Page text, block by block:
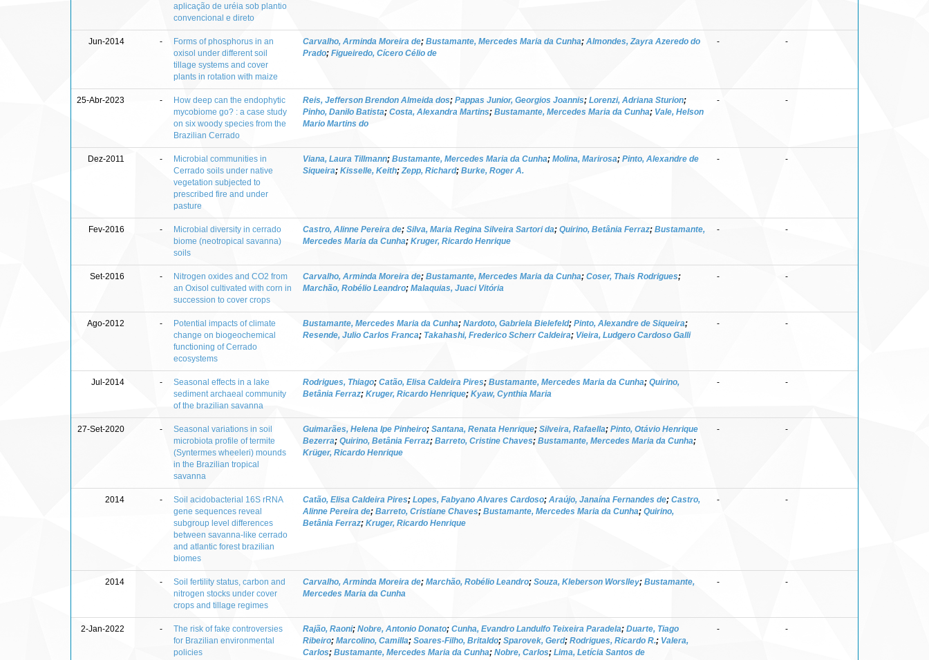
aplicação de uréia sob plantio
convencional e direto
Jun-2014 -
Forms of phosphorus in an
oxisol under different soil
tillage systems and cover
plants in rotation with maize
Carvalho, Arminda Moreira de; Bustamante, Mercedes Maria da Cunha; Almondes, Zayra Azeredo do
Prado; Figueiredo, Cícero Célio de
- -
25-Abr-2023 -
How deep can the endophytic
mycobiome go? : a case study
on six woody species from the
Brazilian Cerrado
Reis, Jefferson Brendon Almeida dos; Pappas Junior, Georgios Joannis; Lorenzi, Adriana Sturion;
Pinho, Danilo Batista; Costa, Alexandra Martins; Bustamante, Mercedes Maria da Cunha; Vale, Helson
Mario Martins do
- -
Dez-2011 -
Microbial communities in
Cerrado soils under native
vegetation subjected to
prescribed fire and under
pasture
Viana, Laura Tillmann; Bustamante, Mercedes Maria da Cunha; Molina, Marirosa; Pinto, Alexandre de
Siqueira; Kisselle, Keith; Zepp, Richard; Burke, Roger A.
- -
Fev-2016 -
Microbial diversity in cerrado
biome (neotropical savanna)
soils
Castro, Alinne Pereira de; Silva, Maria Regina Silveira Sartori da; Quirino, Betânia Ferraz; Bustamante,
Mercedes Maria da Cunha; Kruger, Ricardo Henrique
- -
Set-2016 -
Nitrogen oxides and CO2 from
an Oxisol cultivated with corn in
succession to cover crops
Carvalho, Arminda Moreira de; Bustamante, Mercedes Maria da Cunha; Coser, Thais Rodrigues;
Marchão, Robélio Leandro; Malaquias, Juaci Vitória
- -
Ago-2012 -
Potential impacts of climate
change on biogeochemical
functioning of Cerrado
ecosystems
Bustamante, Mercedes Maria da Cunha; Nardoto, Gabriela Bielefeld; Pinto, Alexandre de Siqueira;
Resende, Julio Carlos Franca; Takahashi, Frederico Scherr Caldeira; Vieira, Ludgero Cardoso Galli
- -
Jul-2014 -
Seasonal effects in a lake
sediment archaeal community
of the brazilian savanna
Rodrigues, Thiago; Catão, Elisa Caldeira Pires; Bustamante, Mercedes Maria da Cunha; Quirino,
Betânia Ferraz; Kruger, Ricardo Henrique; Kyaw, Cynthia Maria
- -
27-Set-2020 -
Seasonal variations in soil
microbiota profile of termite
(Syntermes wheeleri) mounds
in the Brazilian tropical
savanna
Guimarães, Helena Ipe Pinheiro; Santana, Renata Henrique; Silveira, Rafaella; Pinto, Otávio Henrique
Bezerra; Quirino, Betânia Ferraz; Barreto, Cristine Chaves; Bustamante, Mercedes Maria da Cunha;
Krüger, Ricardo Henrique
- -
2014 -
Soil acidobacterial 16S rRNA
gene sequences reveal
subgroup level differences
between savanna-like cerrado
and atlantic forest brazilian
biomes
Catão, Elisa Caldeira Pires; Lopes, Fabyano Alvares Cardoso; Araújo, Janaína Fernandes de; Castro,
Alinne Pereira de; Barreto, Cristiane Chaves; Bustamante, Mercedes Maria da Cunha; Quirino,
Betânia Ferraz; Kruger, Ricardo Henrique
- -
2014 -
Soil fertility status, carbon and
nitrogen stocks under cover
crops and tillage regimes
Carvalho, Arminda Moreira de; Marchão, Robélio Leandro; Souza, Kleberson Worslley; Bustamante,
Mercedes Maria da Cunha
- -
2-Jan-2022 -
The risk of fake controversies
for Brazilian environmental
policies
Rajão, Raoni; Nobre, Antonio Donato; Cunha, Evandro Landulfo Teixeira Paradela; Duarte, Tiago
Ribeiro; Marcolino, Camilla; Soares-Filho, Britaldo; Sparovek, Gerd; Rodrigues, Ricardo R.; Valera,
Carlos; Bustamante, Mercedes Maria da Cunha; Nobre, Carlos; Lima, Letícia Santos de
- -